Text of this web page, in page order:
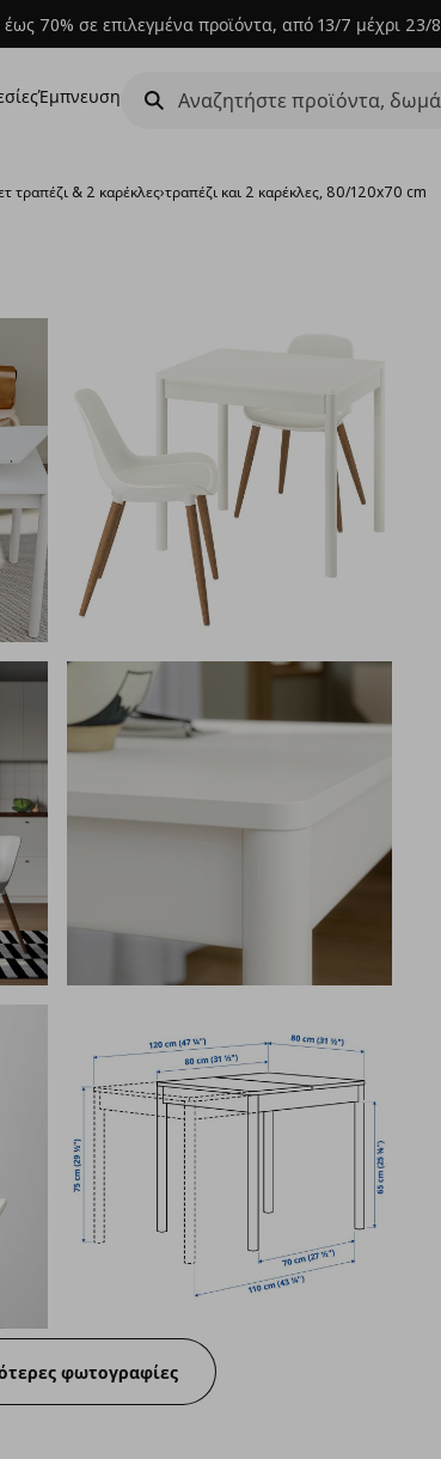
έως 70% σε επιλεγμένα προϊόντα, από 13/7 μέχρι 23/8
Έμπνευση
τραπέζι & 2 καρέκλες›τραπέζι και 2 καρέκλες, 80/120x70 cm
φωτογραφίες